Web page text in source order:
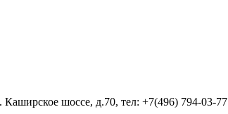
шоссе, д.70, тел: +7(496) 794-03-77